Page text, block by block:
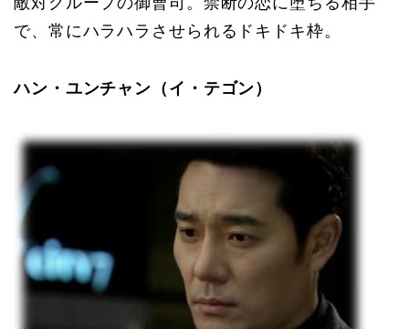
で、常にハラハラさせられるドキドキ枠。
ハン・ユンチャン（イ・テゴン）